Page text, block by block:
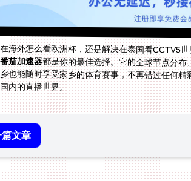
海外怎么看欧洲杯，还是解决在泰国看CCTV5
番茄加速器都是你的最佳选择。它的全球节点分
也能随时享受家乡的体育赛事，不再错过任何
内的直播世界。
文章